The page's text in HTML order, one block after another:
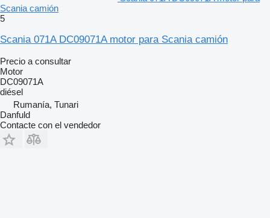
Scania camión
5
Scania 071A DC09071A motor para Scania camión
Precio a consultar
Motor
DC09071A
diésel
Rumanía, Tunari
Danfuld
Contacte con el vendedor